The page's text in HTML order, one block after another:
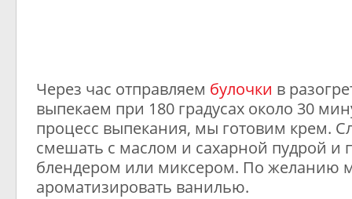
Через час отправляем булочки в
выпекаем при 180 градусах около 30
процесс выпекания, мы готовим крем.
смешать с маслом и сахарной пудрой и
блендером или миксером. По желанию
ароматизировать ванилью.